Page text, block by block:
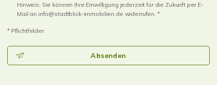
Hinweis: Sie können Ihre Einwilligung jederzeit für die Zukunft per E-
Mail an info@stadtblick-immobilien.de widerrufen. *
* Pflichtfelder
Absenden